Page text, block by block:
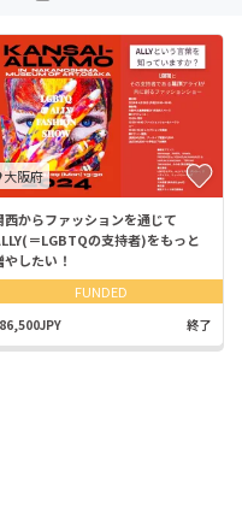
大阪府
西からファッションを通じて
＝LGBTQの支持者)をもっと
やしたい！
FUNDED
終了